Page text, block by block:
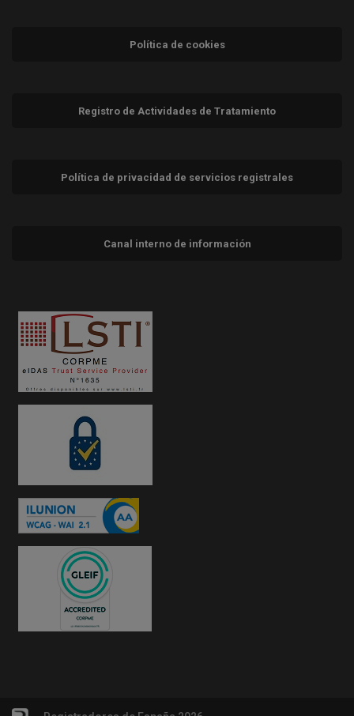
Política de cookies
Registro de Actividades de Tratamiento
Política de privacidad de servicios registrales
Canal interno de información